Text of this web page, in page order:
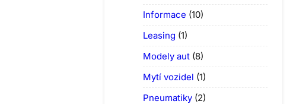
Informace (10)
Leasing (1)
Modely aut (8)
Mytí vozidel (1)
Pneumatiky (2)